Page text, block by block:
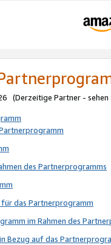
(Derzeitige Partner - sehen
des Partnerprogramms
das Partnerprogramm
im Rahmen des
Bezug auf das